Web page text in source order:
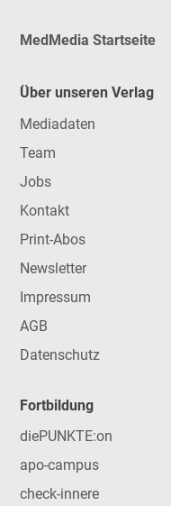
MedMedia Startseite
Über unseren Verlag
Mediadaten
Team
Jobs
Kontakt
Print-Abos
Newsletter
Impressum
AGB
Datenschutz
Fortbildung
diePUNKTE:on
apo-campus
check-innere